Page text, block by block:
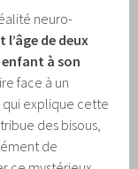
neuro-
l’âge de deux
à son
face à un
qui explique cette
des bisous,
de